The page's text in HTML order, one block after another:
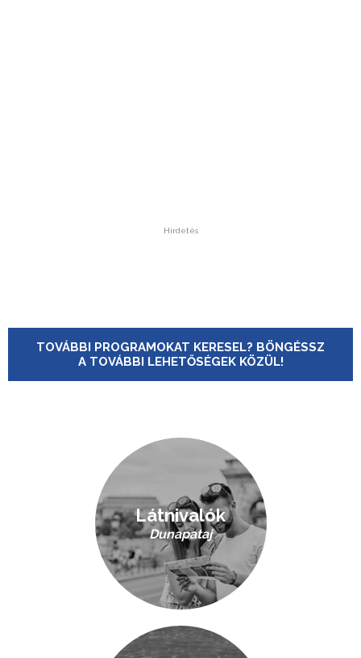
Hirdetés
TOVÁBBI PROGRAMOKAT KERESEL? BÖNGÉSSZ
A TOVÁBBI LEHETŐSÉGEK KÖZÜL!
Látnivalók
Dunapataj